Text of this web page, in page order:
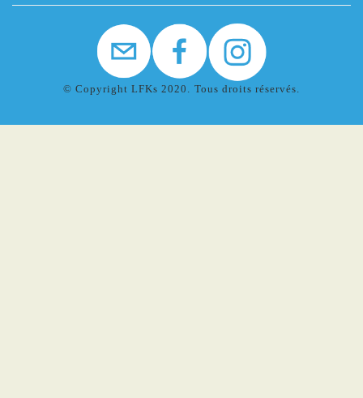
© Copyright LFKs 2020. Tous droits réservés.